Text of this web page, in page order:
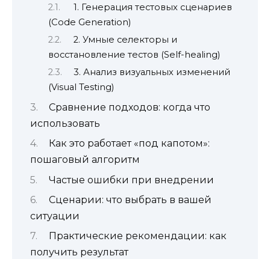
1. Генерация тестовых сценариев
(Code Generation)
2. Умные селекторы и
восстановление тестов (Self-healing)
3. Анализ визуальных изменений
(Visual Testing)
Сравнение подходов: когда что
использовать
Как это работает «под капотом»:
пошаговый алгоритм
Частые ошибки при внедрении
Сценарии: что выбрать в вашей
ситуации
Практические рекомендации: как
получить результат